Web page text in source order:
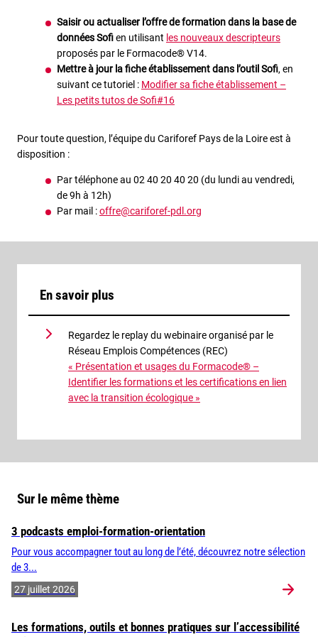
Saisir ou actualiser l’offre de formation dans la base de
données Sofien utilisant les nouveaux descripteurs
proposés par le Formacode® V14.
Mettre à jour la fiche établissement dans l’outil Sofi, en
suivant ce tutoriel : Modifier sa fiche établissement –
Les petits tutos de Sofi#16
Pour toute question, l’équipe du Cariforef Pays de la Loire est à
disposition :
Par téléphone au 02 40 20 40 20 (du lundi au vendredi,
de 9h à 12h)
Par mail :offre@cariforef-pdl.org
En savoir plus
Regardez le replay du webinaire organisé par le
Réseau Emplois Compétences (REC)
« Présentation et usages du Formacode® –
Identifier les formations et les certifications en lien
avec la transition écologique »
Sur le même thème
3 podcasts emploi-formation-orientation
Pour vous accompagner tout au long de l’été, découvrez notre sélection
de 3...
27 juillet 2026
Les formations, outils et bonnes pratiques sur l’accessibilité